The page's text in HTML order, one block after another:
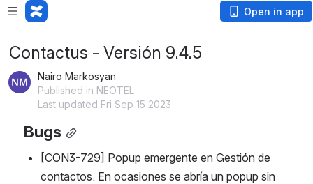
Open in app
Contactus - Versión 9.4.5
Nairo Markosyan
Published in NEOTEL
Last updated Fri Sep 15 2023
Bugs
[CON3-729] Popup emergente en Gestión de
contactos. En ocasiones se abría un popup sin